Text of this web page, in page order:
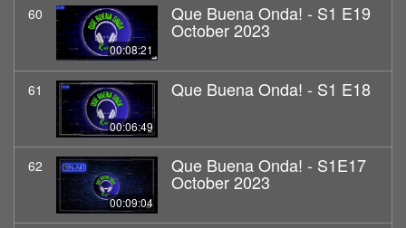
60
00:08:21
Que Buena Onda! - S1 E19
October 2023
61
00:06:49
Que Buena Onda! - S1 E18
62
00:09:04
Que Buena Onda! - S1E17
October 2023